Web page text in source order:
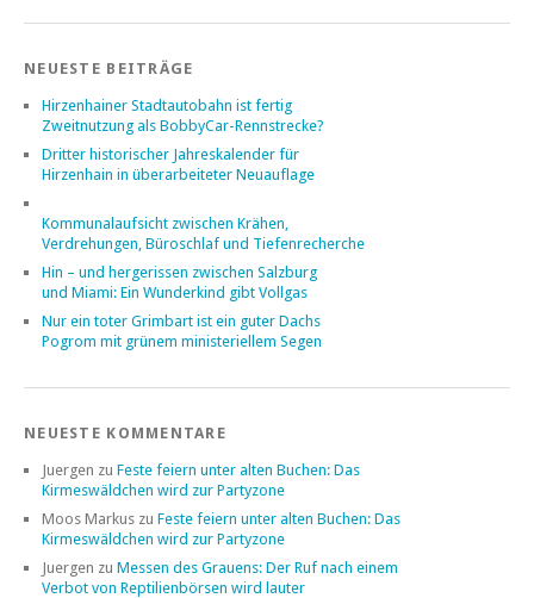
NEUESTE BEITRÄGE
Hirzenhainer Stadtautobahn ist fertig
Zweitnutzung als BobbyCar-Rennstrecke?
Dritter historischer Jahreskalender für
Hirzenhain in überarbeiteter Neuauflage
Kommunalaufsicht zwischen Krähen,
Verdrehungen, Büroschlaf und Tiefenrecherche
Hin – und hergerissen zwischen Salzburg
und Miami: Ein Wunderkind gibt Vollgas
Nur ein toter Grimbart ist ein guter Dachs
Pogrom mit grünem ministeriellem Segen
NEUESTE KOMMENTARE
Juergen zu Feste feiern unter alten Buchen: Das
Kirmeswäldchen wird zur Partyzone
Moos Markus zu Feste feiern unter alten Buchen: Das
Kirmeswäldchen wird zur Partyzone
Juergen zu Messen des Grauens: Der Ruf nach einem
Verbot von Reptilienbörsen wird lauter